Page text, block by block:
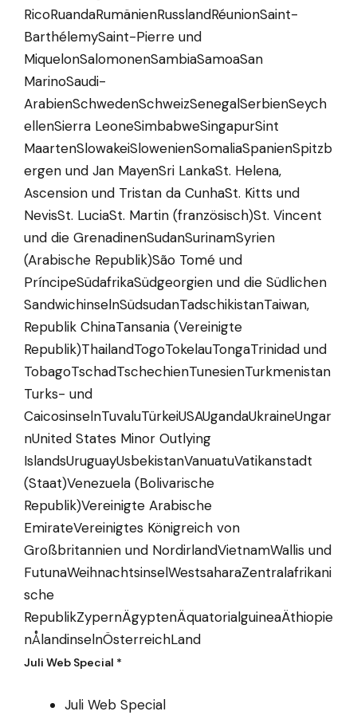
RicoRuandaRumänienRusslandRéunionSaint-
BarthélemySaint-Pierre und
MiquelonSalomonenSambiaSamoaSan
MarinoSaudi-
ArabienSchwedenSchweizSenegalSerbienSeych
ellenSierra LeoneSimbabweSingapurSint
MaartenSlowakeiSlowenienSomaliaSpanienSpitzb
ergen und Jan MayenSri LankaSt. Helena,
Ascension und Tristan da CunhaSt. Kitts und
NevisSt. LuciaSt. Martin (französisch)St. Vincent
und die GrenadinenSudanSurinamSyrien
(Arabische Republik)São Tomé und
PríncipeSüdafrikaSüdgeorgien und die Südlichen
SandwichinselnSüdsudanTadschikistanTaiwan,
Republik ChinaTansania (Vereinigte
Republik)ThailandTogoTokelauTongaTrinidad und
TobagoTschadTschechienTunesienTurkmenistan
Turks- und
CaicosinselnTuvaluTürkeiUSAUgandaUkraineUngar
nUnited States Minor Outlying
IslandsUruguayUsbekistanVanuatuVatikanstadt
(Staat)Venezuela (Bolivarische
Republik)Vereinigte Arabische
EmirateVereinigtes Königreich von
Großbritannien und NordirlandVietnamWallis und
FutunaWeihnachtsinselWestsaharaZentralafrikani
sche
RepublikZypernÄgyptenÄquatorialguineaÄthiopie
nÅlandinselnÖsterreichLand
Juli Web Special *
Juli Web Special